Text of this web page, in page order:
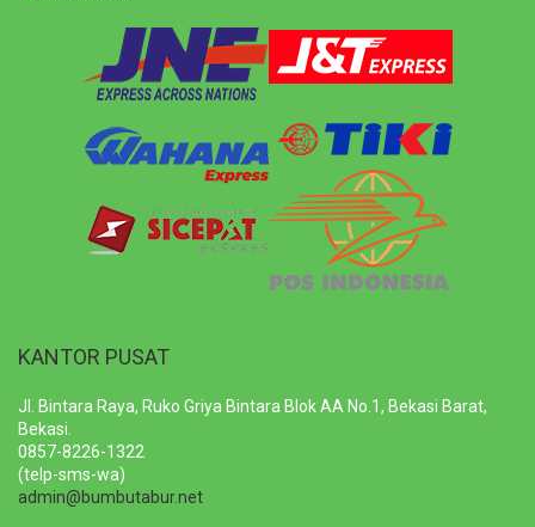
KANTOR PUSAT
Jl. Bintara Raya, Ruko Griya Bintara Blok AA No.1, Bekasi Barat,
Bekasi.
0857-8226-1322
(telp-sms-wa)
admin@bumbutabur.net